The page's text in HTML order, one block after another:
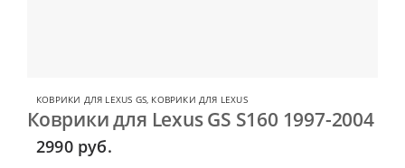
КОВРИКИ ДЛЯ LEXUS GS, КОВРИКИ ДЛЯ LEXUS
Коврики для Lexus GS S160 1997-2004
2990 руб.